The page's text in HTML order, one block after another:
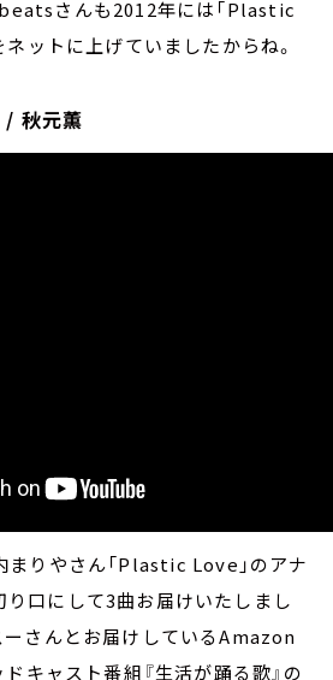
さんも2012年には「Plastic
ットに上げていましたからね。
秋元薫
まりやさん「Plastic Love」のアナ
り口にして3曲お届けいたしまし
ーさんとお届けしているAmazon
キャスト番組『生活が踊る歌』の